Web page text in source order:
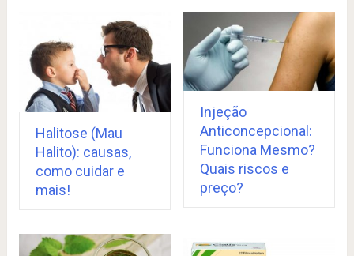
Halitose (Mau
Halito): causas,
como cuidar e
mais!
Injeção
Anticoncepcional:
Funciona Mesmo?
Quais riscos e
preço?